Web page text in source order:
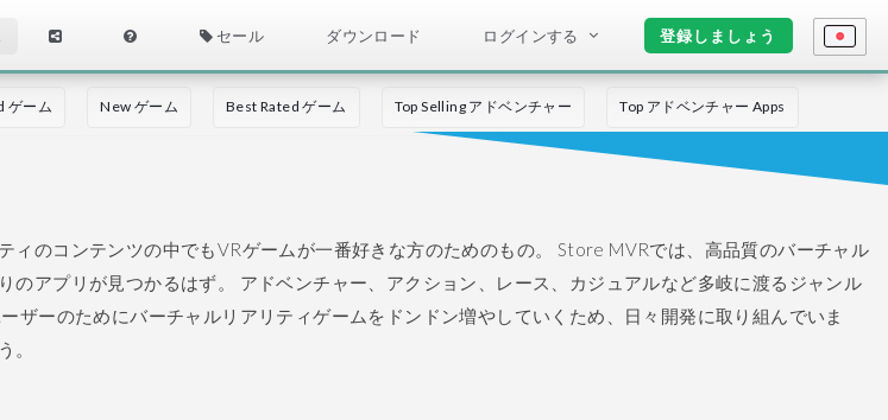
セール ダウンロード ログインする 登録しましょう
ゲーム New ゲーム Best Rated ゲーム Top Selling アドベンチャー Top アドベンチャー Apps
のコンテンツの中でもVRゲームが一番好きな方のためのもの。
Store MVRでは、高品質のバーチャル
のアプリが見つかるはず。 アドベンチャー、アクション、レース、カジュアルなど多岐に渡るジャンル
ザーのためにバーチャルリアリティゲームをドンドン増やしていくため、日々開発に取り組んでいま
。